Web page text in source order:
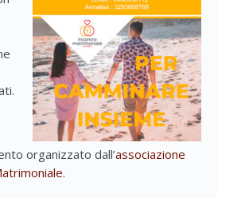
organizzato dall’associazione
.